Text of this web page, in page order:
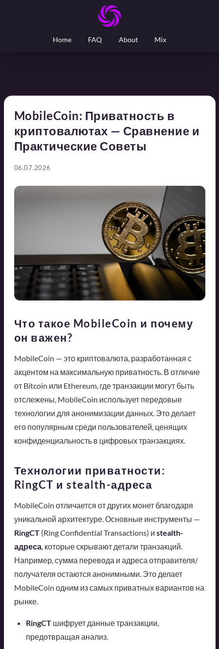
Home FAQ About Mix
MobileCoin: Приватность в
криптовалютах — Сравнение и
Практические Советы
06.07.2026
Что такое MobileCoin и почему
он важен?
MobileCoin — это криптовалюта, разработанная с
акцентом на максимальную приватность. В отличие
от Bitcoin или Ethereum, где транзакции могут быть
отслежены, MobileCoin использует передовые
технологии для анонимизации данных. Это делает
его популярным среди пользователей, ценящих
конфиденциальность в цифровых транзакциях.
Технологии приватности:
RingCT и stealth-адреса
MobileCoin отличается от других монет благодаря
уникальной архитектуре. Основные инструменты —
RingCT(Ring Confidential Transactions) и stealth-
адреса, которые скрывают детали транзакций.
Например, сумма перевода и адреса отправителя/
получателя остаются анонимными. Это делает
MobileCoin одним из самых приватных вариантов на
рынке.
RingCTшифрует данные транзакции,
предотвращая анализ.